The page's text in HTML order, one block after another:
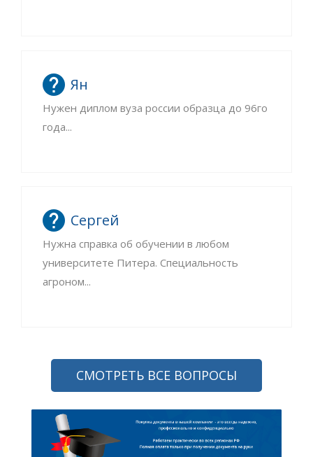
Ян
Нужен диплом вуза россии образца до 96го
года...
Сергей
Нужна справка об обучении в любом
университете Питера. Специальность
агроном...
СМОТРЕТЬ ВСЕ ВОПРОСЫ